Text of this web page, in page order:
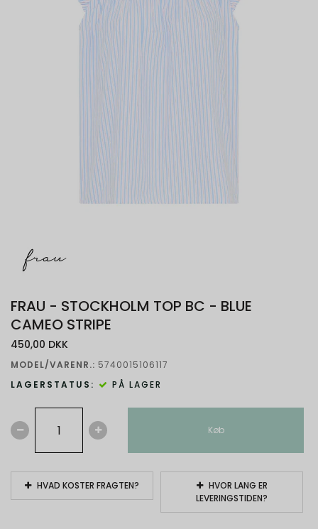
FRAU - STOCKHOLM TOP BC - BLUE
CAMEO STRIPE
450,00 DKK
MODEL/VARENR.: 5740015106117
LAGERSTATUS:
PÅ LAGER
Køb
HVAD KOSTER FRAGTEN?
HVOR LANG ER
LEVERINGSTIDEN?